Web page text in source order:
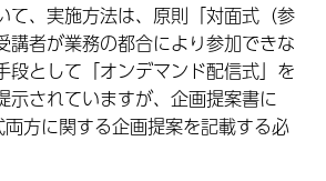
て、実施方法は、原則「対面式（参
講者が業務の都合により参加できな
段として「オンデマンド配信式」を
示されていますが、企画提案書に
方に関する企画提案を記載する必